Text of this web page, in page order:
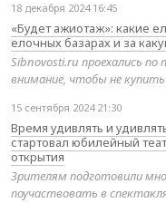
18 декабря 2024 16:45
«Будет ажиотаж»: какие
елочных базарах и за
Sibnovosti.ru проехались
внимание, чтобы не
15 сентября 2024 21:30
Время удивлять и
стартовал юбилейный
открытия
Зрителям подготовили
поучаствовать в